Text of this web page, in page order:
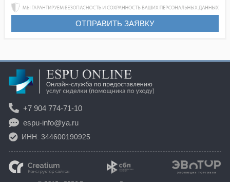
ОТПРАВИТЬ ЗАЯВКУ
+7 904 774-71-10
espu-info@ya.ru
ИНН: 344600190925